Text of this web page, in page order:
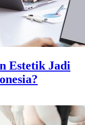
Estetik Jadi